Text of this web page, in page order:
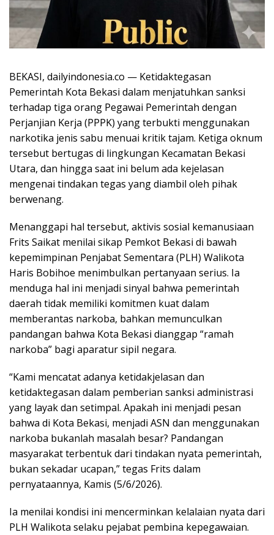
BEKASI, dailyindonesia.co — Ketidaktegasan
Pemerintah Kota Bekasi dalam menjatuhkan sanksi
terhadap tiga orang Pegawai Pemerintah dengan
Perjanjian Kerja (PPPK) yang terbukti menggunakan
narkotika jenis sabu menuai kritik tajam. Ketiga oknum
tersebut bertugas di lingkungan Kecamatan Bekasi
Utara, dan hingga saat ini belum ada kejelasan
mengenai tindakan tegas yang diambil oleh pihak
berwenang.
Menanggapi hal tersebut, aktivis sosial kemanusiaan
Frits Saikat menilai sikap Pemkot Bekasi di bawah
kepemimpinan Penjabat Sementara (PLH) Walikota
Haris Bobihoe menimbulkan pertanyaan serius. Ia
menduga hal ini menjadi sinyal bahwa pemerintah
daerah tidak memiliki komitmen kuat dalam
memberantas narkoba, bahkan memunculkan
pandangan bahwa Kota Bekasi dianggap “ramah
narkoba” bagi aparatur sipil negara.
“Kami mencatat adanya ketidakjelasan dan
ketidaktegasan dalam pemberian sanksi administrasi
yang layak dan setimpal. Apakah ini menjadi pesan
bahwa di Kota Bekasi, menjadi ASN dan menggunakan
narkoba bukanlah masalah besar? Pandangan
masyarakat terbentuk dari tindakan nyata pemerintah,
bukan sekadar ucapan,” tegas Frits dalam
pernyataannya, Kamis (5/6/2026).
Ia menilai kondisi ini mencerminkan kelalaian nyata dari
PLH Walikota selaku pejabat pembina kepegawaian.